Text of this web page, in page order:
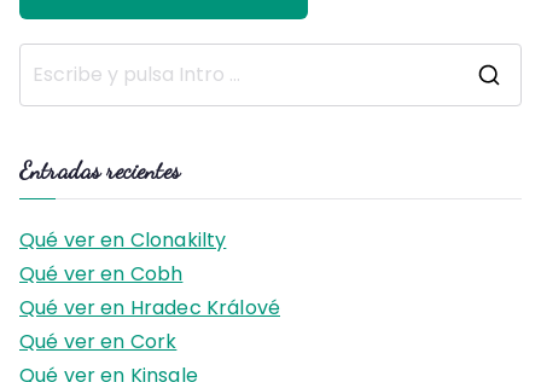
Entradas recientes
Qué ver en Clonakilty
Qué ver en Cobh
Qué ver en Hradec Králové
Qué ver en Cork
Qué ver en Kinsale